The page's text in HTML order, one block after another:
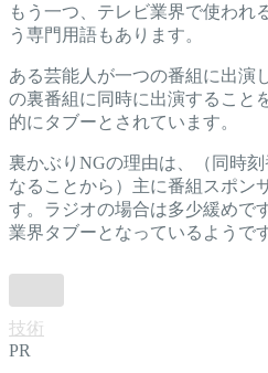
もう一つ、テレビ業界で使われ
う専門用語もあります。
ある芸能人が一つの番組に出演
の裏番組に同時に出演すること
的にタブーとされています。
裏かぶりNGの理由は、（同時
なることから）主に番組スポン
す。ラジオの場合は多少緩めで
業界タブーとなっているようです
技術
PR